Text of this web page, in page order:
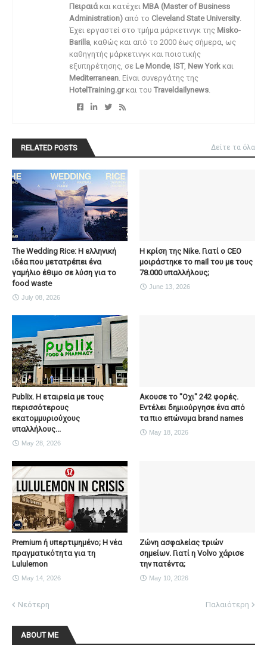
Πειραιάκαι κατέχει MBA (Master of Business
Administration) από το Cleveland State University.
Έχει εργαστεί στο τμήμα μάρκετινγκ της Misko-
Barilla, καθώς και από το 2000 έως σήμερα, ως
καθηγητής μάρκετινγκ και ποιοτικής
εξυπηρέτησης, σε Le Monde, IST, New York και
Mediterranean. Είναι συνεργάτης της
HotelTraining.grκαι του Traveldailynews.
RELATED POSTS Δείτε τα όλα
The Wedding Rice: Η ελληνική
ιδέα που μετατρέπει ένα
γαμήλιο έθιμο σε λύση για το
food waste
July 08, 2026
Η κρίση της Nike. Γιατί ο CEO
μοιράστηκε το mail του με τους
78.000 υπαλλήλους;
June 13, 2026
Publix. Η εταιρεία με τους
περισσότερους
εκατομμυριούχους
υπαλλήλους...
May 28, 2026
Ακουσε το "Οχι" 242 φορές.
Εντέλει δημιούργησε ένα από
τα πιο επώνυμα brand names
May 18, 2026
Premium ή υπερτιμημένο; Η νέα
πραγματικότητα για τη
Lululemon
May 14, 2026
Ζώνη ασφαλείας τριών
σημείων. Γιατί η Volvo χάρισε
την πατέντα;
May 10, 2026
Νεότερη Παλαιότερη
ABOUT ME